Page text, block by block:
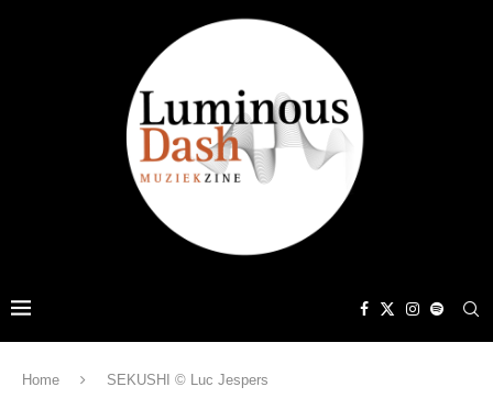
Home SEKUSHI © Luc Jespers